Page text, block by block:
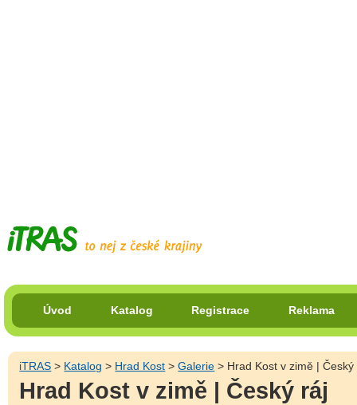
Úvod Katalog Registrace Reklama
iTRAS > Katalog > Hrad Kost >Galerie > Hrad Kost v zimě | Český
Hrad Kost v zimě | Český ráj